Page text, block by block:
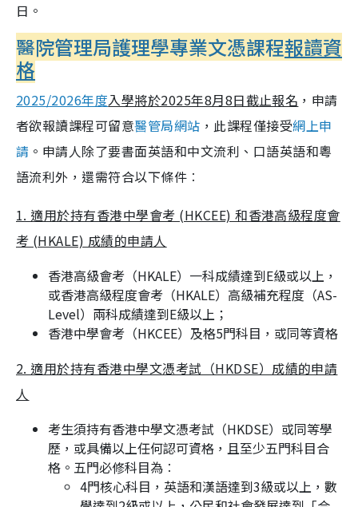
日。
醫院管理局護理學專業文憑課程報讀資
格
2025/2026年度入學將於2025年8月8日截止報名 ，申請
者欲報讀課程可留意醫管局網站 ，此課程僅接受網上申
請 。申請人除了要書面英語和中文流利、口語英語和粵
語流利外，還需符合以下條件︰
1. 適用於持有香港中學會考 (HKCEE) 和香港高級程度會
考 (HKALE) 成績的申請人
香港高級會考（HKALE）一科成績達到E級或以上，
或香港高級程度會考（HKALE）高級補充程度（AS-
Level）兩科成績達到E級以上；
香港中學會考（HKCEE）及格5門科目，或同等資格
2. 適用於持有香港中學文憑考試（HKDSE）成績的申請
人
考生須持有香港中學文憑考試（HKDSE）或同等學
歷，或具備以上任何認可資格，且至少五門科目合
格。五門必修科目為︰
4門核心科目，英語和漢語達到3級或以上，數